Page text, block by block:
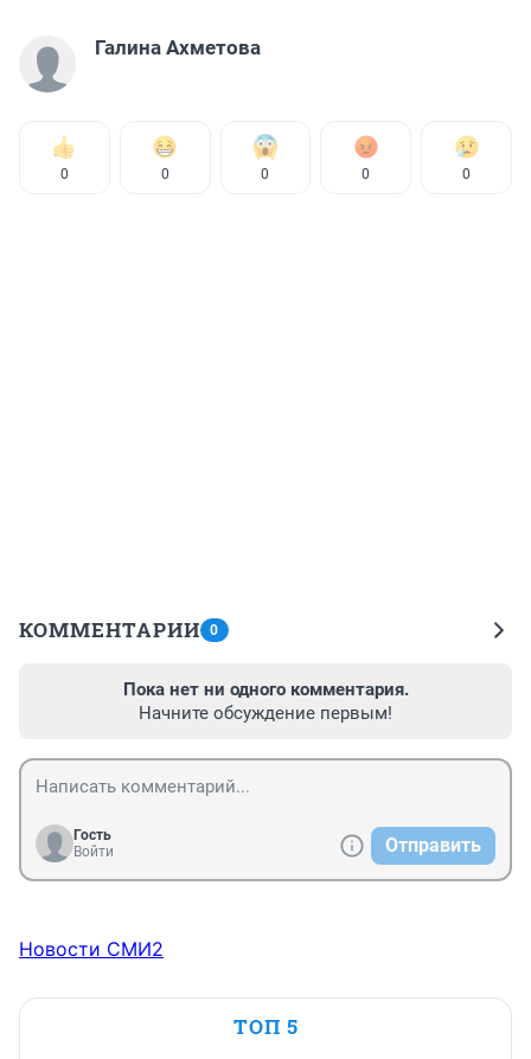
Галина Ахметова
0 0 0 0 0
КОММЕНТАРИИ 0
Пока нет ни одного комментария.
Начните обсуждение первым!
Гость
Войти
Отправить
Новости СМИ2
ТОП 5